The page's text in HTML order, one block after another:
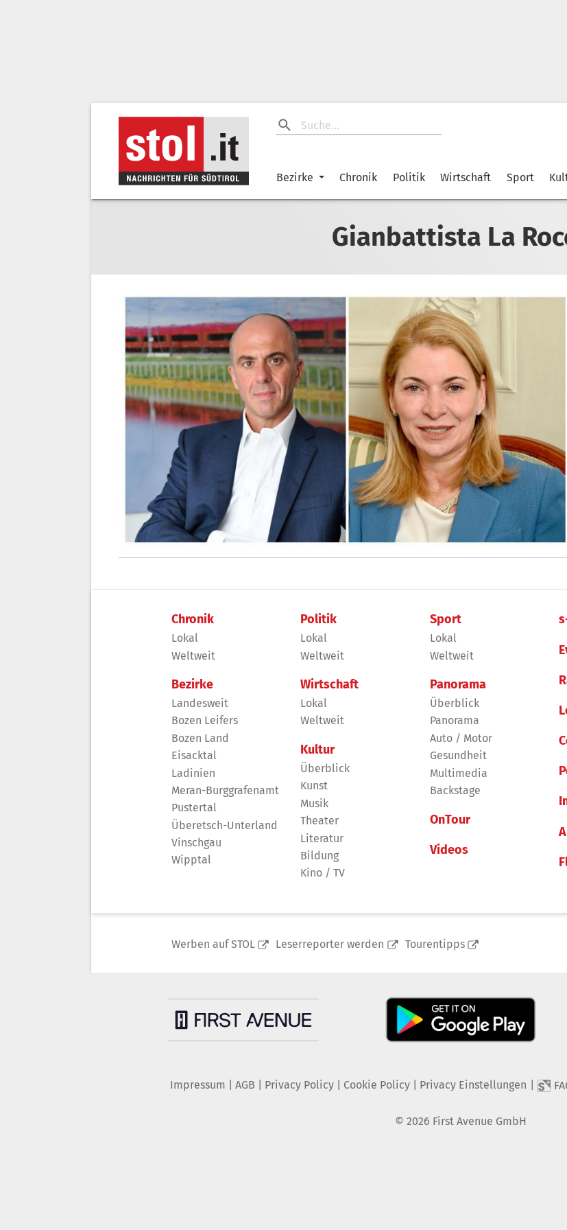
Bezirke Chronik Politik Wirtschaft Sport
Gianbattista La
Chronik
Lokal
Weltweit
Bezirke
Landesweit
Bozen Leifers
Bozen Land
Eisacktal
Ladinien
Meran-Burggrafenamt
Pustertal
Überetsch-Unterland
Vinschgau
Wipptal
Politik
Lokal
Weltweit
Wirtschaft
Lokal
Weltweit
Kultur
Überblick
Kunst
Musik
Theater
Literatur
Bildung
Kino / TV
Sport
Lokal
Weltweit
Panorama
Überblick
Panorama
Auto / Motor
Gesundheit
Multimedia
Backstage
OnTour
Videos
Werben auf STOL Leserreporter werden Tourentipps
Impressum AGB Privacy Policy| Cookie Policy| Privacy Einstellungen
© 2026 First Avenue GmbH